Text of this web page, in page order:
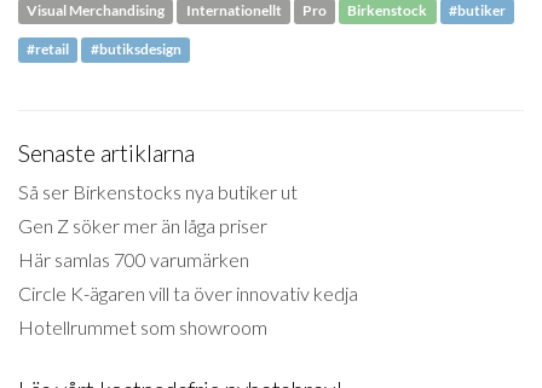
Visual Merchandising Internationellt Pro Birkenstock #butiker
#retail #butiksdesign
Senaste artiklarna
Så ser Birkenstocks nya butiker ut
Gen Z söker mer än låga priser
Här samlas 700 varumärken
Circle K-ägaren vill ta över innovativ kedja
Hotellrummet som showroom